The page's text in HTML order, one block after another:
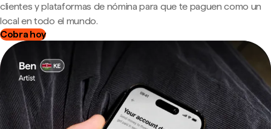
clientes y plataformas de nómina para que te paguen como un
local en todo el mundo.
Cobra hoy